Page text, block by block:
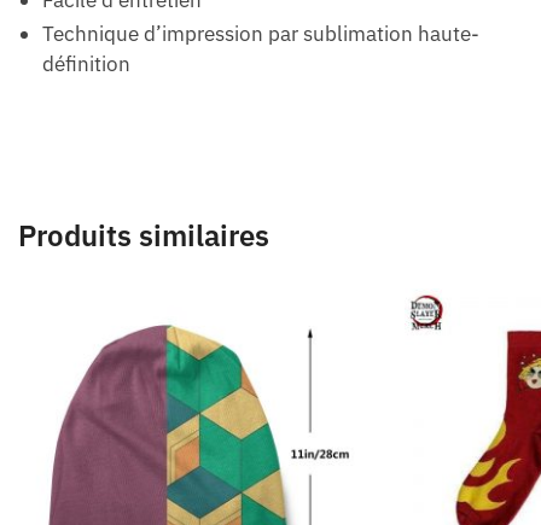
Technique d’impression par sublimation haute-
définition
Produits similaires